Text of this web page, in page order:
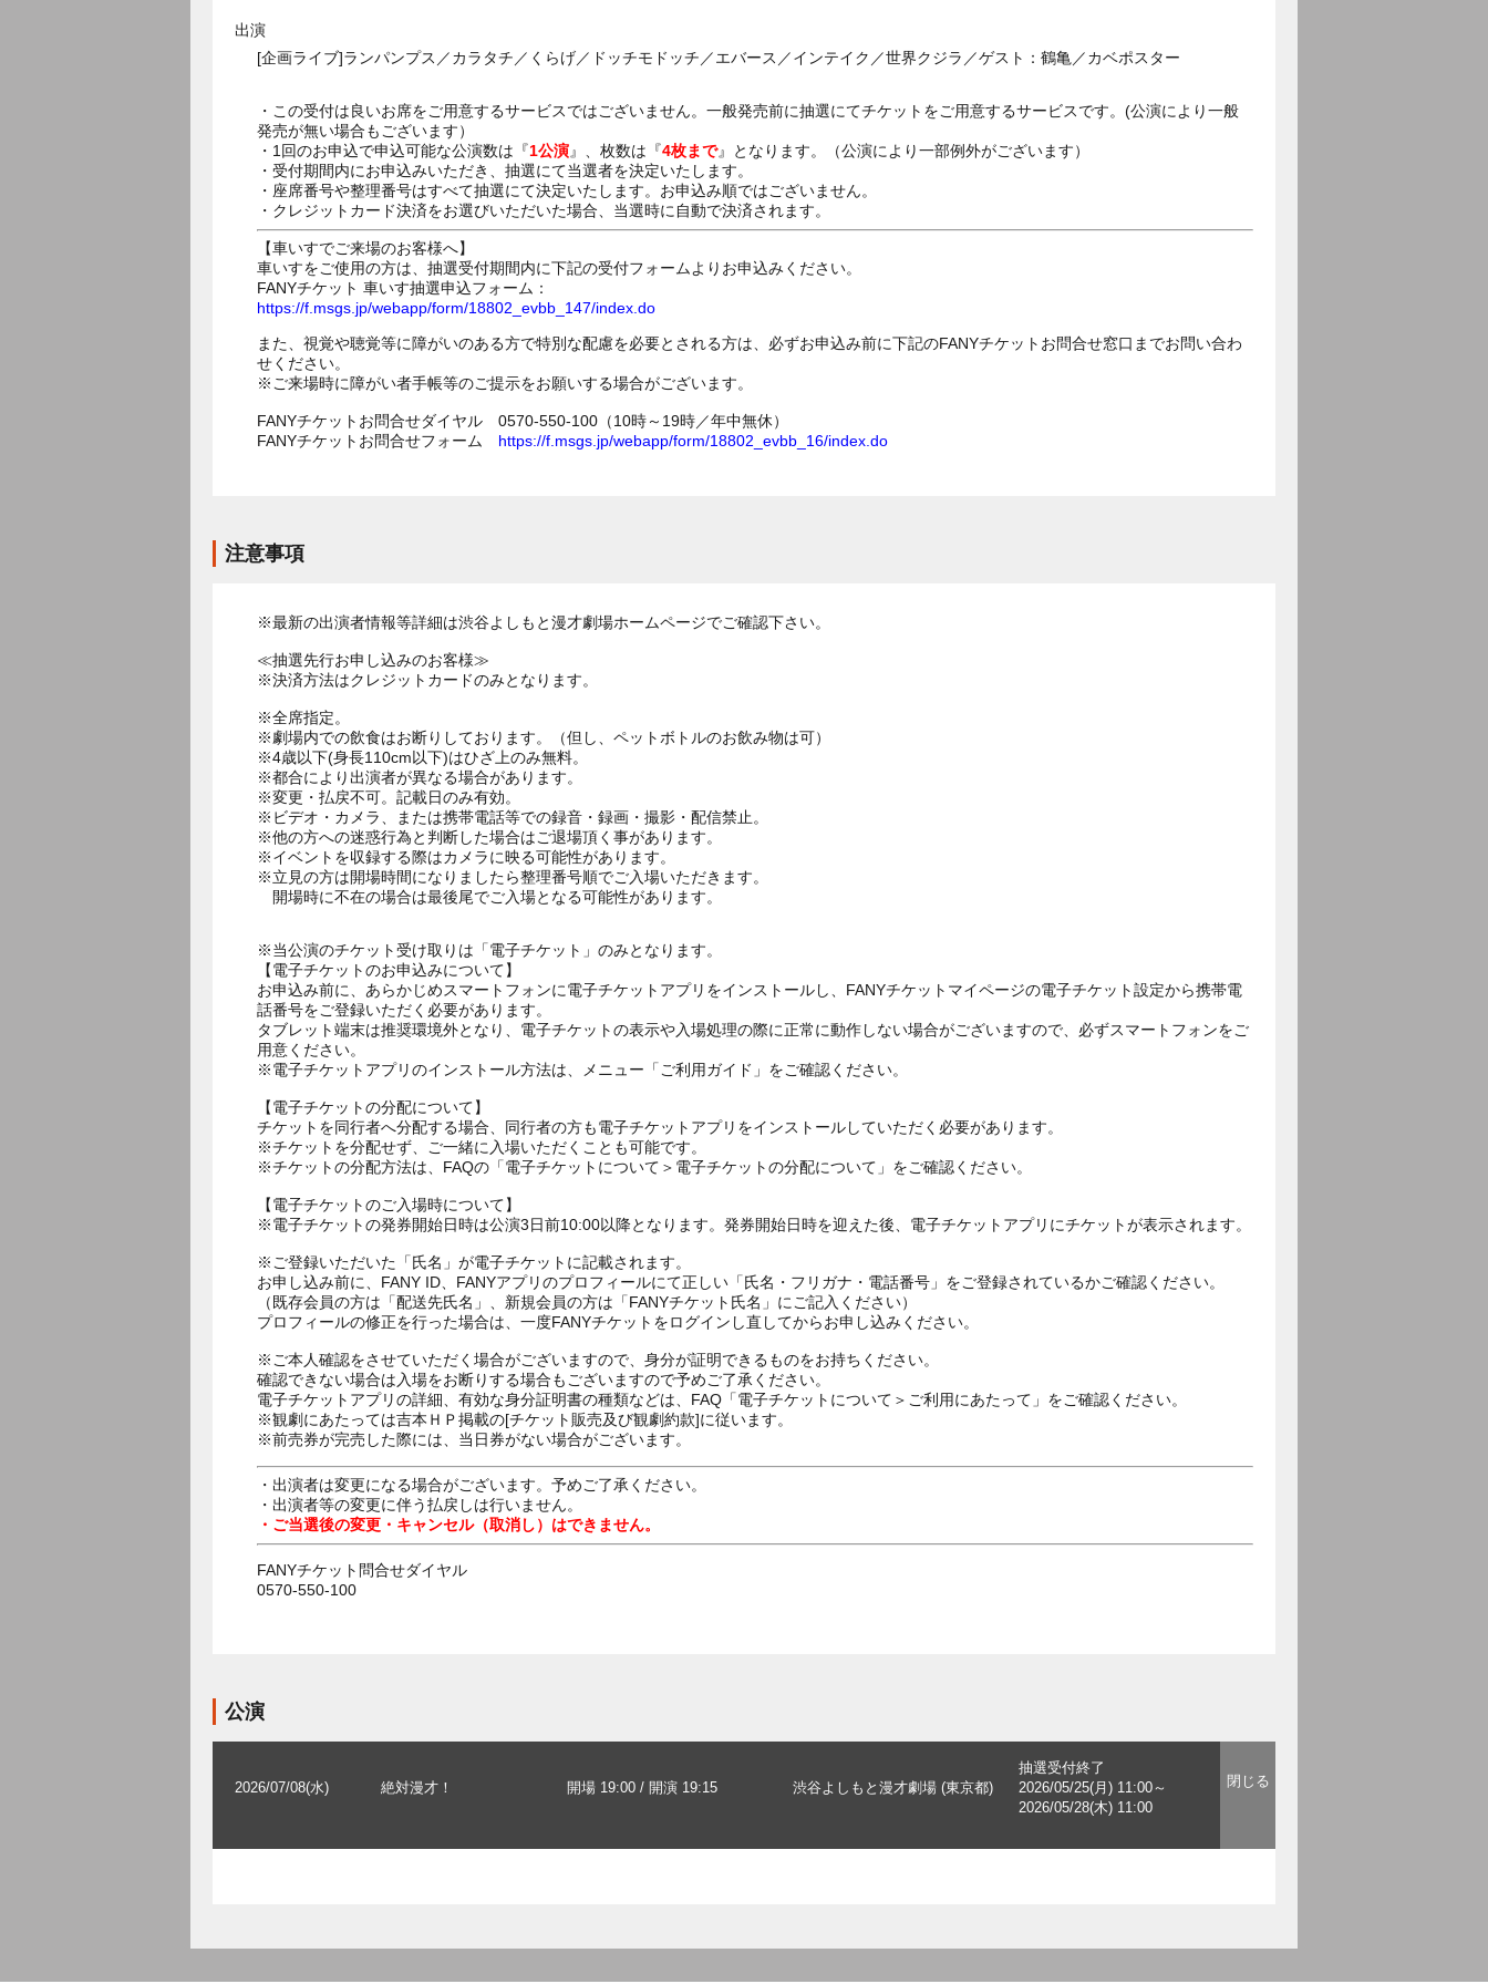
出演
[企画ライブ]ランパンプス／カラタチ／くらげ／ドッチモドッチ／エバース／インテイク／世界クジラ／ゲスト：鶴亀／カベポスター
・この受付は良いお席をご用意するサービスではございません。一般発売前に抽選にてチケットをご用意するサービスです。(公演により一般
発売が無い場合もございます）
・1回のお申込で申込可能な公演数は『1公演』、枚数は『4枚まで』となります。（公演により一部例外がございます）
・受付期間内にお申込みいただき、抽選にて当選者を決定いたします。
・座席番号や整理番号はすべて抽選にて決定いたします。お申込み順ではございません。
・クレジットカード決済をお選びいただいた場合、当選時に自動で決済されます。
【車いすでご来場のお客様へ】
車いすをご使用の方は、抽選受付期間内に下記の受付フォームよりお申込みください。
FANYチケット 車いす抽選申込フォーム：
https://f.msgs.jp/webapp/form/18802_evbb_147/index.do
また、視覚や聴覚等に障がいのある方で特別な配慮を必要とされる方は、必ずお申込み前に下記のFANYチケットお問合せ窓口までお問い合わ
せください。
※ご来場時に障がい者手帳等のご提示をお願いする場合がございます。
FANYチケットお問合せダイヤル 0570-550-100（10時～19時／年中無休）
FANYチケットお問合せフォーム https://f.msgs.jp/webapp/form/18802_evbb_16/index.do
注意事項
※最新の出演者情報等詳細は渋谷よしもと漫才劇場ホームページでご確認下さい。
≪抽選先行お申し込みのお客様≫
※決済方法はクレジットカードのみとなります。
※全席指定。
※劇場内での飲食はお断りしております。（但し、ペットボトルのお飲み物は可）
※4歳以下(身長110cm以下)はひざ上のみ無料。
※都合により出演者が異なる場合があります。
※変更・払戻不可。記載日のみ有効。
※ビデオ・カメラ、または携帯電話等での録音・録画・撮影・配信禁止。
※他の方への迷惑行為と判断した場合はご退場頂く事があります。
※イベントを収録する際はカメラに映る可能性があります。
※立見の方は開場時間になりましたら整理番号順でご入場いただきます。
開場時に不在の場合は最後尾でご入場となる可能性があります。
※当公演のチケット受け取りは「電子チケット」のみとなります。
【電子チケットのお申込みについて】
お申込み前に、あらかじめスマートフォンに電子チケットアプリをインストールし、FANYチケットマイページの電子チケット設定から携帯電
話番号をご登録いただく必要があります。
タブレット端末は推奨環境外となり、電子チケットの表示や入場処理の際に正常に動作しない場合がございますので、必ずスマートフォンをご
用意ください。
※電子チケットアプリのインストール方法は、メニュー「ご利用ガイド」をご確認ください。
【電子チケットの分配について】
チケットを同行者へ分配する場合、同行者の方も電子チケットアプリをインストールしていただく必要があります。
※チケットを分配せず、ご一緒に入場いただくことも可能です。
※チケットの分配方法は、FAQの「電子チケットについて＞電子チケットの分配について」をご確認ください。
【電子チケットのご入場時について】
※電子チケットの発券開始日時は公演3日前10:00以降となります。発券開始日時を迎えた後、電子チケットアプリにチケットが表示されます。
※ご登録いただいた「氏名」が電子チケットに記載されます。
お申し込み前に、FANY ID、FANYアプリのプロフィールにて正しい「氏名・フリガナ・電話番号」をご登録されているかご確認ください。
（既存会員の方は「配送先氏名」、新規会員の方は「FANYチケット氏名」にご記入ください）
プロフィールの修正を行った場合は、一度FANYチケットをログインし直してからお申し込みください。
※ご本人確認をさせていただく場合がございますので、身分が証明できるものをお持ちください。
確認できない場合は入場をお断りする場合もございますので予めご了承ください。
電子チケットアプリの詳細、有効な身分証明書の種類などは、FAQ「電子チケットについて＞ご利用にあたって」をご確認ください。
※観劇にあたっては吉本ＨＰ掲載の[チケット販売及び観劇約款]に従います。
※前売券が完売した際には、当日券がない場合がございます。
・出演者は変更になる場合がございます。予めご了承ください。
・出演者等の変更に伴う払戻しは行いません。
・ご当選後の変更・キャンセル（取消し）はできません。
FANYチケット問合せダイヤル
0570-550-100
公演
2026/07/08(水) 絶対漫才！ 開場 19:00 / 開演 19:15 渋谷よしもと漫才劇場 (東京都)
抽選受付終了
2026/05/25(月) 11:00～
2026/05/28(木) 11:00